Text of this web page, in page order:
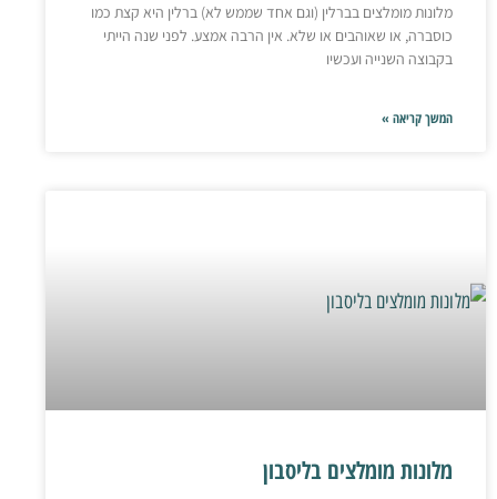
מלונות מומלצים בברלין (וגם אחד שממש לא) ברלין היא קצת כמו
כוסברה, או שאוהבים או שלא. אין הרבה אמצע. לפני שנה הייתי
בקבוצה השנייה ועכשיו
המשך קריאה »
מלונות מומלצים בליסבון